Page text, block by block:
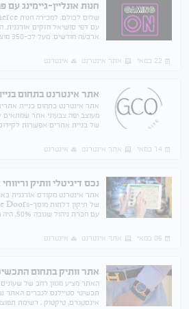
חנות אונליין-גיימינג עם
עם דפי סושיאל חזקים
22 במאי
אתר אינטרנט אינטרנט
אתר אינטרנט בתחום
אתר אינטרנט בתחום בניית
מעוצב יפה צבעוני אתר
של בניית אתרים אפשרות
14 במאי אתר אינטרנט אינטרנט
נכס דיגיטלי וותיק
06 במאי
אתר אינטרנט אינטרנט
אתר וותיק בתחום
האתר מציע מגוון רחב של
תכשיטי סטיילנס לגברים האתר
אינסטגרם, טיקטוק , רשימת